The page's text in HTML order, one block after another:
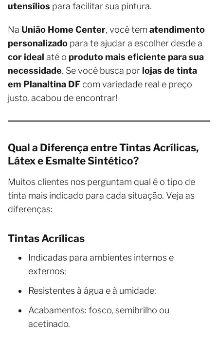
utensílios para facilitar sua pintura.
Na União Home Center, você tem atendimento
personalizado para te ajudar a escolher desde a
cor ideal até o produto mais eficiente para sua
necessidade. Se você busca por lojas de tinta
em Planaltina DF com variedade real e preço
justo, acabou de encontrar!
Qual a Diferença entre Tintas Acrílicas,
Látex e Esmalte Sintético?
Muitos clientes nos perguntam qual é o tipo de
tinta mais indicado para cada situação. Veja as
diferenças:
Tintas Acrílicas
Indicadas para ambientes internos e
externos;
Resistentes à água e à umidade;
Acabamentos: fosco, semibrilho ou
acetinado.